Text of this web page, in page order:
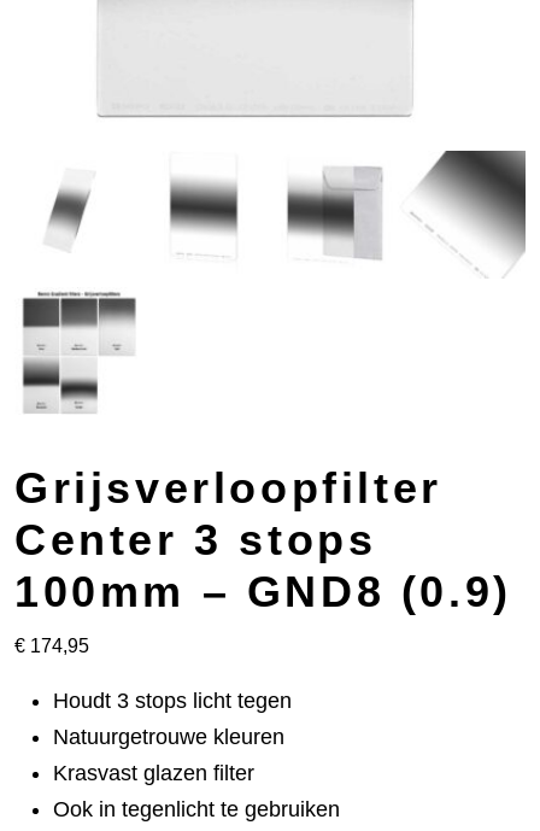
Grijsverloopfilter
Center 3 stops
100mm – GND8 (0.9)
€ 174,95
Houdt 3 stops licht tegen
Natuurgetrouwe kleuren
Krasvast glazen filter
Ook in tegenlicht te gebruiken